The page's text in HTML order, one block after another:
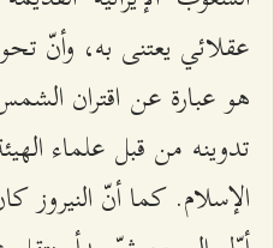
عقلائي يعتنى به، وأنّ
هو عبارة عن اقتران
تدوينه من قبل علماء
الإسلام. كما أنّ النيروز